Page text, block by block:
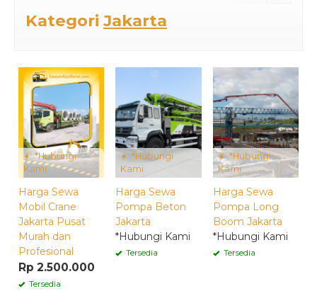
Kategori Jakarta
*Hubungi
Kami
Harga Sewa
Mobil Crane
Jakarta Pusat
Murah dan
Profesional
Rp 2.500.000
Tersedia
*Hubungi
Kami
Harga Sewa
Pompa Beton
Jakarta
*Hubungi Kami
Tersedia
*Hubungi
Kami
Harga Sewa
Pompa Long
Boom Jakarta
*Hubungi Kami
Tersedia